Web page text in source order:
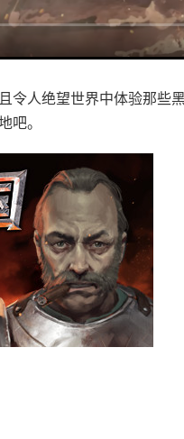
令人绝望世界中体验那
吧。